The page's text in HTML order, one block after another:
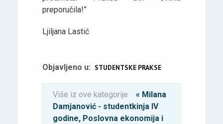
preporučila!”
Ljiljana Lastić
Objavljeno u: STUDENTSKE PRAKSE
Više iz ove kategorije
« Milana
Damjanović - studentkinja IV
godine, Poslovna ekonomija i